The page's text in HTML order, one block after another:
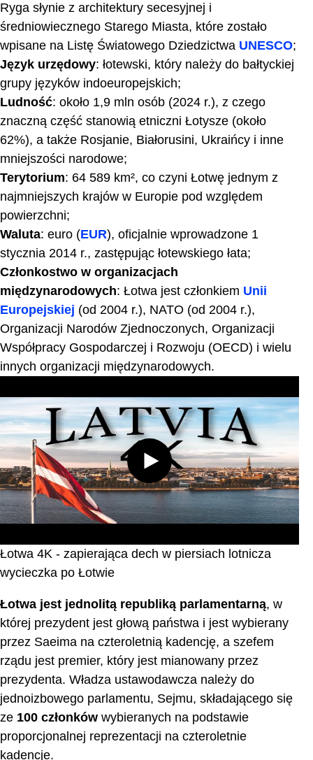
Ryga słynie z architektury secesyjnej i
średniowiecznego Starego Miasta, które zostało
wpisane na Listę Światowego Dziedzictwa UNESCO;
Język urzędowy: łotewski, który należy do bałtyckiej
grupy języków indoeuropejskich;
Ludność: około 1,9 mln osób (2024 r.), z czego
znaczną część stanowią etniczni Łotysze (około
62%), a także Rosjanie, Białorusini, Ukraińcy i inne
mniejszości narodowe;
Terytorium: 64 589 km², co czyni Łotwę jednym z
najmniejszych krajów w Europie pod względem
powierzchni;
Waluta: euro (EUR), oficjalnie wprowadzone 1
stycznia 2014 r., zastępując łotewskiego łata;
Członkostwo w organizacjach
międzynarodowych: Łotwa jest członkiem Unii
Europejskiej (od 2004 r.), NATO (od 2004 r.),
Organizacji Narodów Zjednoczonych, Organizacji
Współpracy Gospodarczej i Rozwoju (OECD) i wielu
innych organizacji międzynarodowych.
Łotwa 4K - zapierająca dech w piersiach lotnicza
wycieczka po Łotwie
Łotwa jest jednolitą republiką parlamentarną, w
której prezydent jest głową państwa i jest wybierany
przez Saeima na czteroletnią kadencję, a szefem
rządu jest premier, który jest mianowany przez
prezydenta. Władza ustawodawcza należy do
jednoizbowego parlamentu, Sejmu, składającego się
ze 100 członków wybieranych na podstawie
proporcjonalnej reprezentacji na czteroletnie
kadencje.